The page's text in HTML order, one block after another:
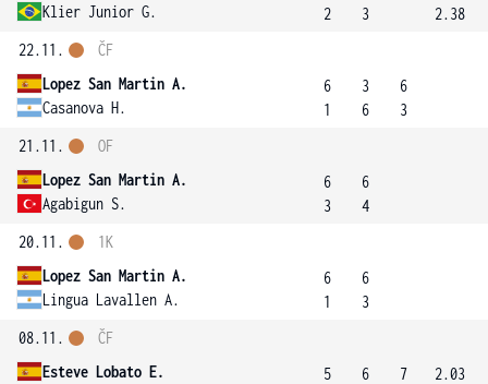
Klier Junior G.
2
3
2.38
22.11.
Lopez San Martin A.
Casanova H.
ČF
6
1
3
6
6
3
21.11.
Lopez San Martin A.
Agabigun S.
OF
6
3
6
4
20.11.
Lopez San Martin A.
Lingua Lavallen A.
1K
6
1
6
3
08.11.
Esteve Lobato E.
ČF
5
6
7
2.03